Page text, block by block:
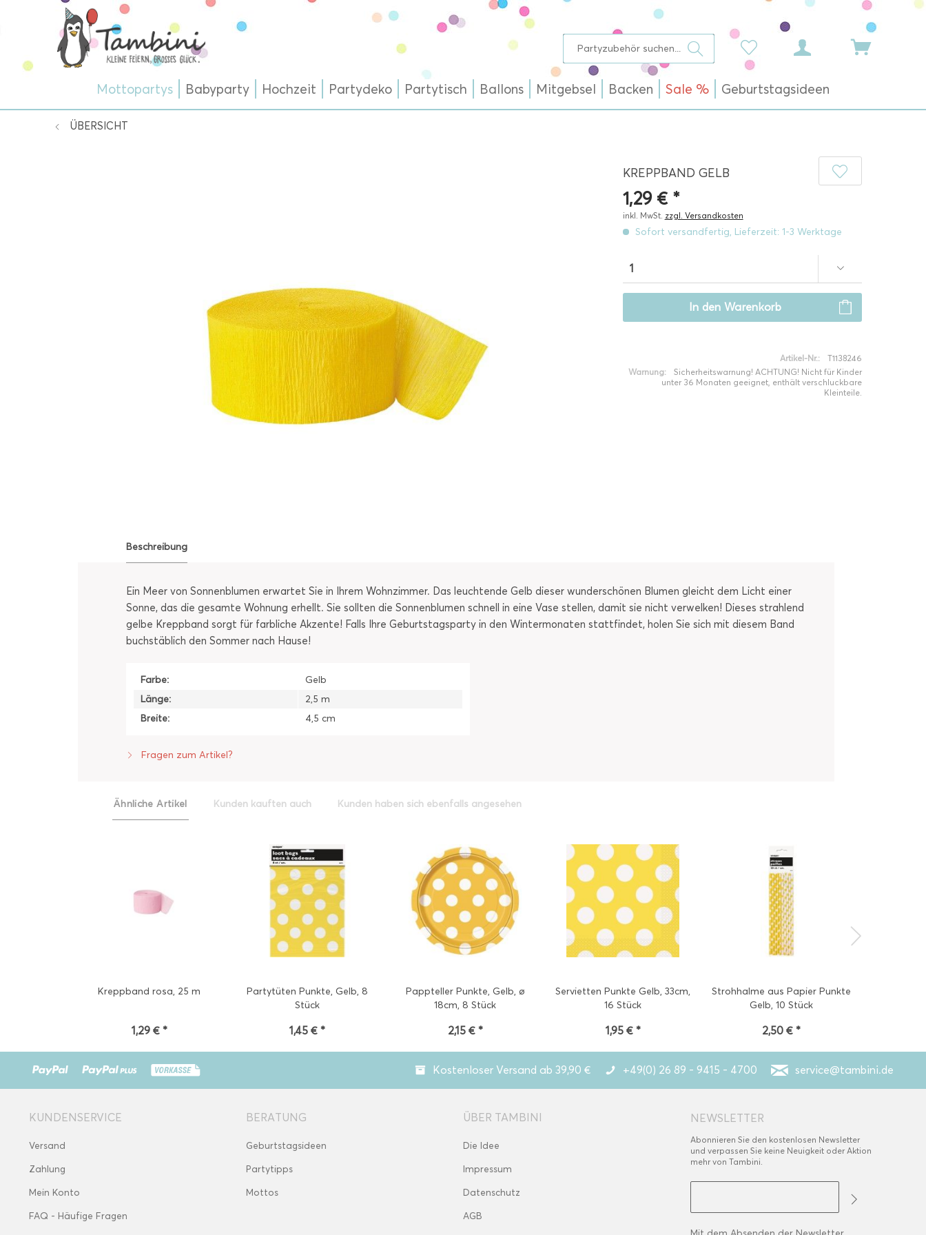
Mottopartys Babyparty Hochzeit Partydeko Partytisch Ballons Mitgebsel Backen Sale % Geburtstagsideen
ÜBERSICHT
KREPPBAND GELB
1,29 € *
inkl. MwSt. zzgl. Versandkosten
Sofort versandfertig, Lieferzeit: 1-3 Werktage
In den Warenkorb
Artikel-Nr.:
T1138246
Warnung:
Sicherheitswarnung! ACHTUNG! Nicht für Kinder
unter 36 Monaten geeignet, enthält verschluckbare
Kleinteile.
Beschreibung
Ein Meer von Sonnenblumen erwartet Sie in Ihrem Wohnzimmer. Das leuchtende Gelb dieser wunderschönen Blumen gleicht dem Licht einer
Sonne, das die gesamte Wohnung erhellt. Sie sollten die Sonnenblumen schnell in eine Vase stellen, damit sie nicht verwelken! Dieses strahlend
gelbe Kreppband sorgt für farbliche Akzente! Falls Ihre Geburtstagsparty in den Wintermonaten stattfindet, holen Sie sich mit diesem Band
buchstäblich den Sommer nach Hause!
Farbe:
Gelb
Länge:
2,5 m
Breite:
4,5 cm
Fragen zum Artikel?
Ähnliche Artikel Kunden kauften auch Kunden haben sich ebenfalls angesehen
Kreppband rosa, 25 m
1,29 € *
Partytüten Punkte, Gelb, 8
Stück
1,45 € *
Pappteller Punkte, Gelb, ø
18cm, 8 Stück
2,15 € *
Servietten Punkte Gelb, 33cm,
16 Stück
1,95 € *
Strohhalme aus Papier Punkte
Gelb, 10 Stück
2,50 € *
Kostenloser Versand ab 39,90 € +49(0) 26 89 - 9415 - 4700 service@tambini.de
KUNDENSERVICE
Versand
Zahlung
Mein Konto
FAQ - Häufige Fragen
BERATUNG
Geburtstagsideen
Partytipps
Mottos
ÜBER TAMBINI
Die Idee
Impressum
Datenschutz
AGB
NEWSLETTER
Abonnieren Sie den kostenlosen Newsletter
und verpassen Sie keine Neuigkeit oder Aktion
mehr von Tambini.